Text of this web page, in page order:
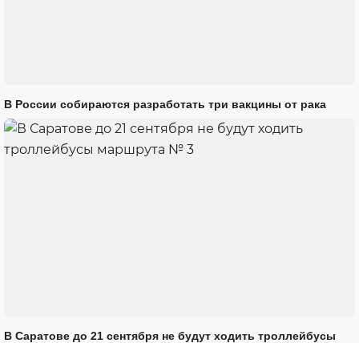
В России собираются разработать три вакцины от рака
В Саратове до 21 сентября не будут ходить троллейбусы